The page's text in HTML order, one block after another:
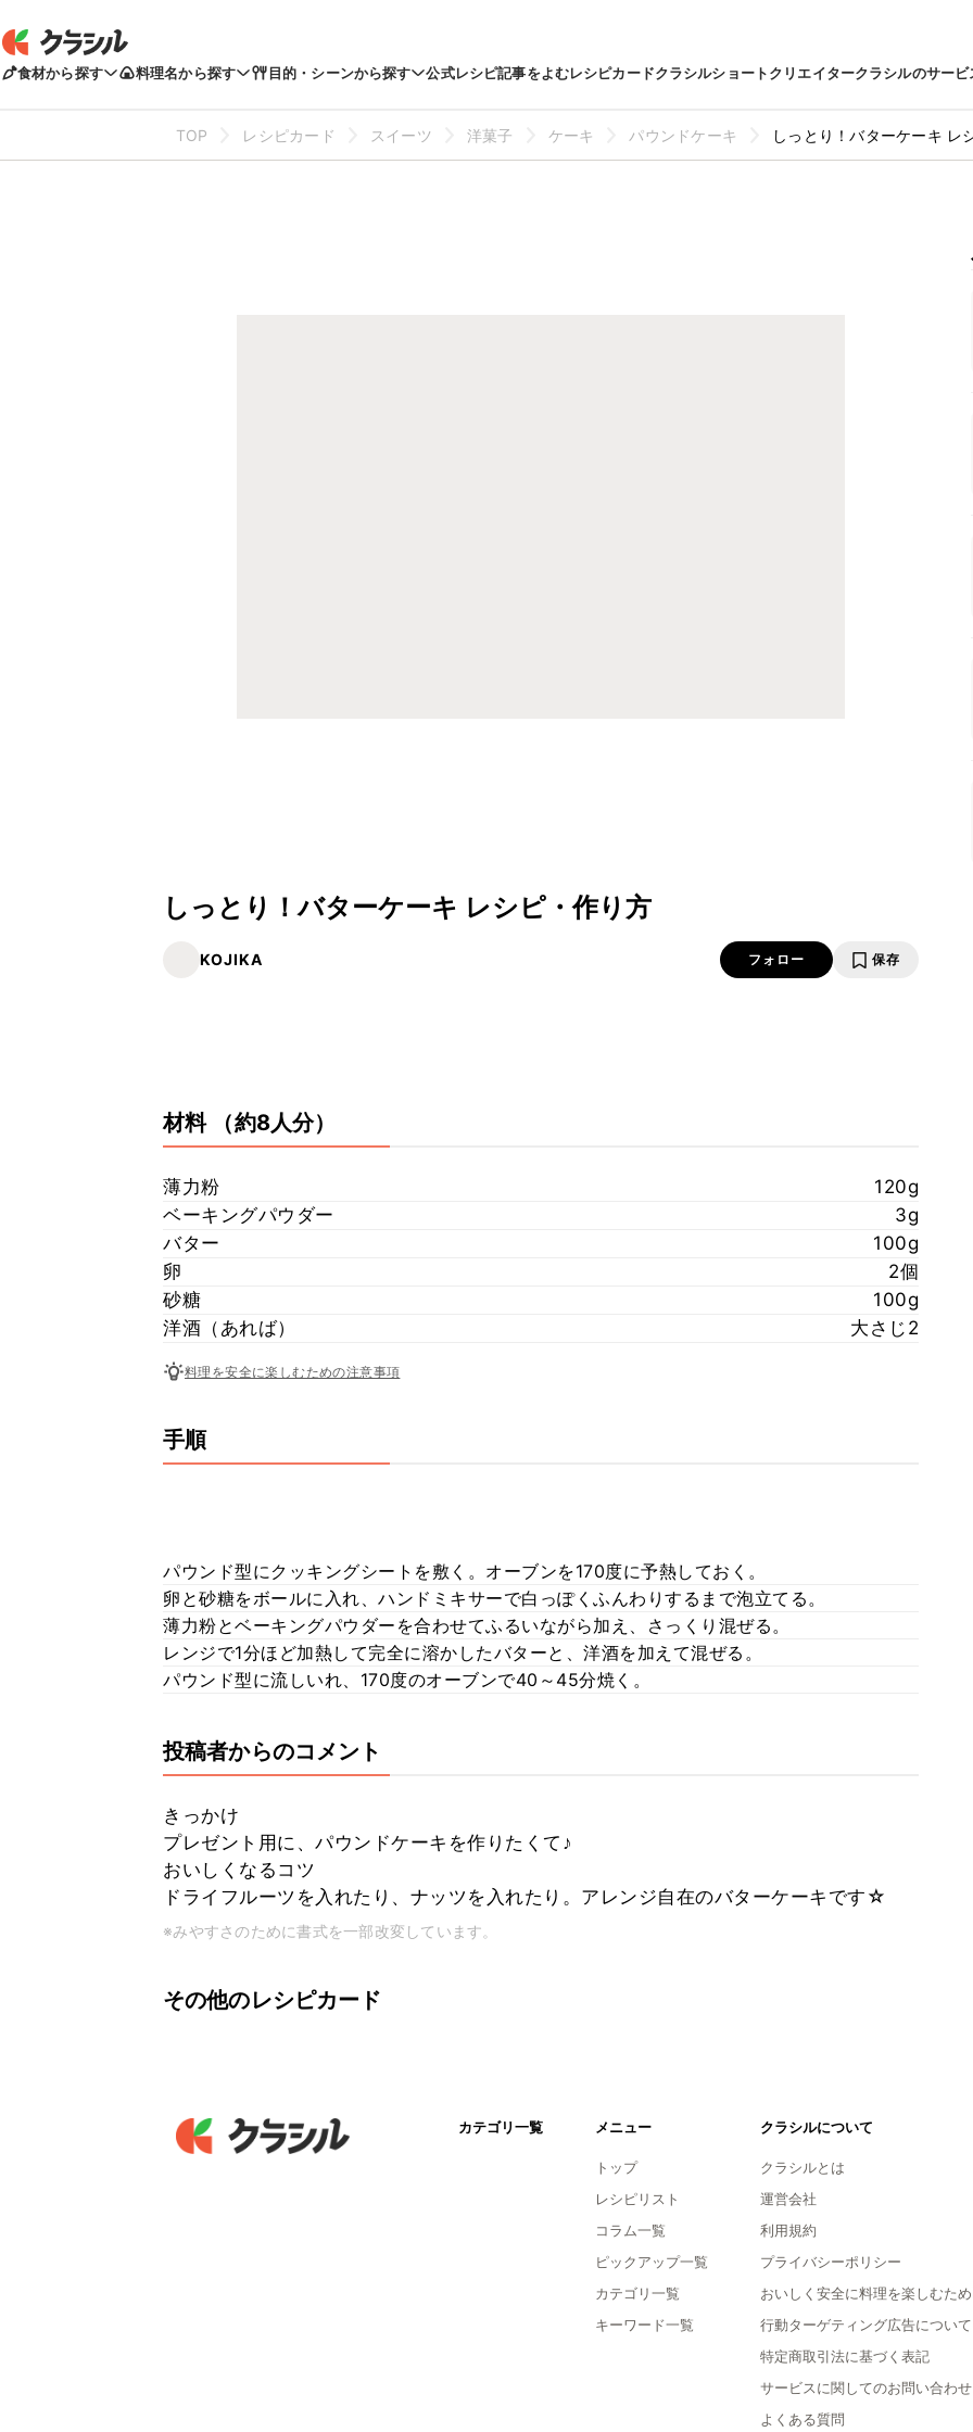
食材から探す 料理名から探す 目的・シーンから探す 公式レシピ記事をよむレシピカードクラシルショートクリエイタークラシルのサービ
TOP レシピカード スイーツ 洋菓子 ケーキ パウンドケーキ しっとり！バターケーキ レ
しっとり！バターケーキ レシピ・作り方
KOJIKA フォロー 保存
材料 （約8人分）
薄力粉
120g
ベーキングパウダー
3g
バター
100g
卵
2個
砂糖
100g
洋酒（あれば）
大さじ2
料理を安全に楽しむための注意事項
手順
パウンド型にクッキングシートを敷く。オーブンを170度に予熱しておく。
卵と砂糖をボールに入れ、ハンドミキサーで白っぽくふんわりするまで泡立てる。
薄力粉とベーキングパウダーを合わせてふるいながら加え、さっくり混ぜる。
レンジで1分ほど加熱して完全に溶かしたバターと、洋酒を加えて混ぜる。
パウンド型に流しいれ、170度のオーブンで40～45分焼く。
投稿者からのコメント
きっかけ
プレゼント用に、パウンドケーキを作りたくて♪
おいしくなるコツ
ドライフルーツを入れたり、ナッツを入れたり。アレンジ自在のバターケーキです☆
※みやすさのために書式を一部改変しています。
その他のレシピカード
カテゴリ一覧 メニュー
トップ
レシピリスト
コラム一覧
ピックアップ一覧
カテゴリ一覧
キーワード一覧
クラシルについて
クラシルとは
運営会社
利用規約
プライバシーポリシー
おいしく安全に料理を楽しむため
行動ターゲティング広告について
特定商取引法に基づく表記
サービスに関してのお問い合わせ
よくある質問